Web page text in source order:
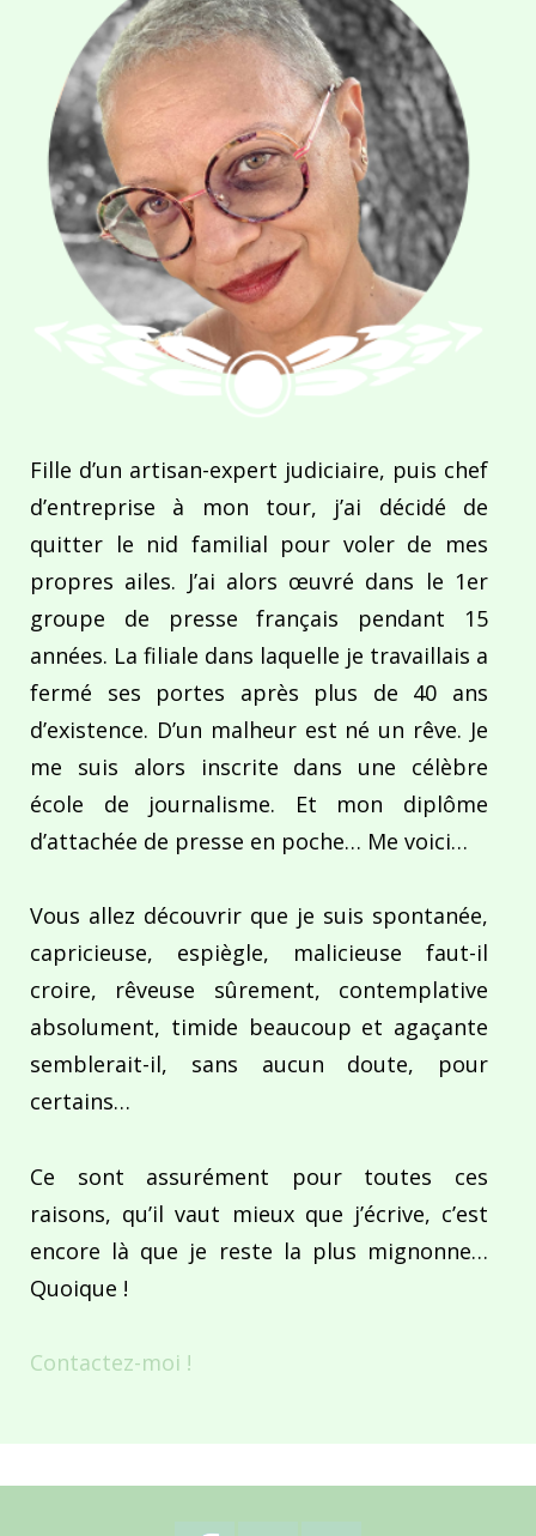
Fille d’un artisan-expert judiciaire, puis chef
d’entreprise à mon tour, j’ai décidé de
quitter le nid familial pour voler de mes
propres ailes. J’ai alors œuvré dans le 1er
groupe de presse français pendant 15
années. La filiale dans laquelle je travaillais a
fermé ses portes après plus de 40 ans
d’existence. D’un malheur est né un rêve. Je
me suis alors inscrite dans une célèbre
école de journalisme. Et mon diplôme
d’attachée de presse en poche… Me voici…
Vous allez découvrir que je suis spontanée,
capricieuse, espiègle, malicieuse faut-il
croire, rêveuse sûrement, contemplative
absolument, timide beaucoup et agaçante
semblerait-il, sans aucun doute, pour
certains…
Ce sont assurément pour toutes ces
raisons, qu’il vaut mieux que j’écrive, c’est
encore là que je reste la plus mignonne…
Quoique !
Contactez-moi !